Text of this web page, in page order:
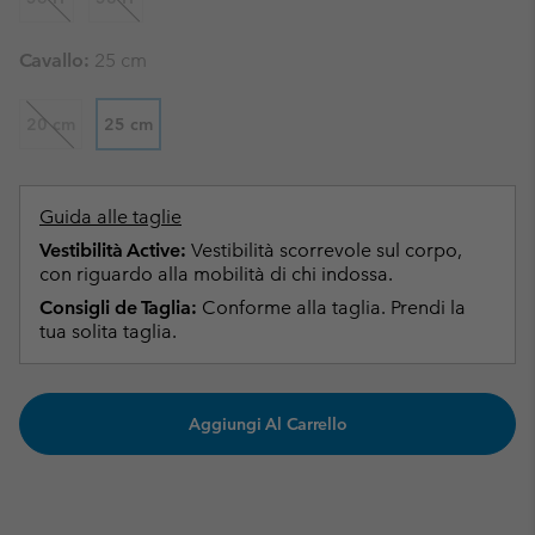
Cavallo: 25 cm
20 cm 25 cm
Guida alle taglie
Vestibilità Active: Vestibilità scorrevole sul corpo,
con riguardo alla mobilità di chi indossa.
Consigli de Taglia: Conforme alla taglia. Prendi la
tua solita taglia.
Aggiungi Al Carrello